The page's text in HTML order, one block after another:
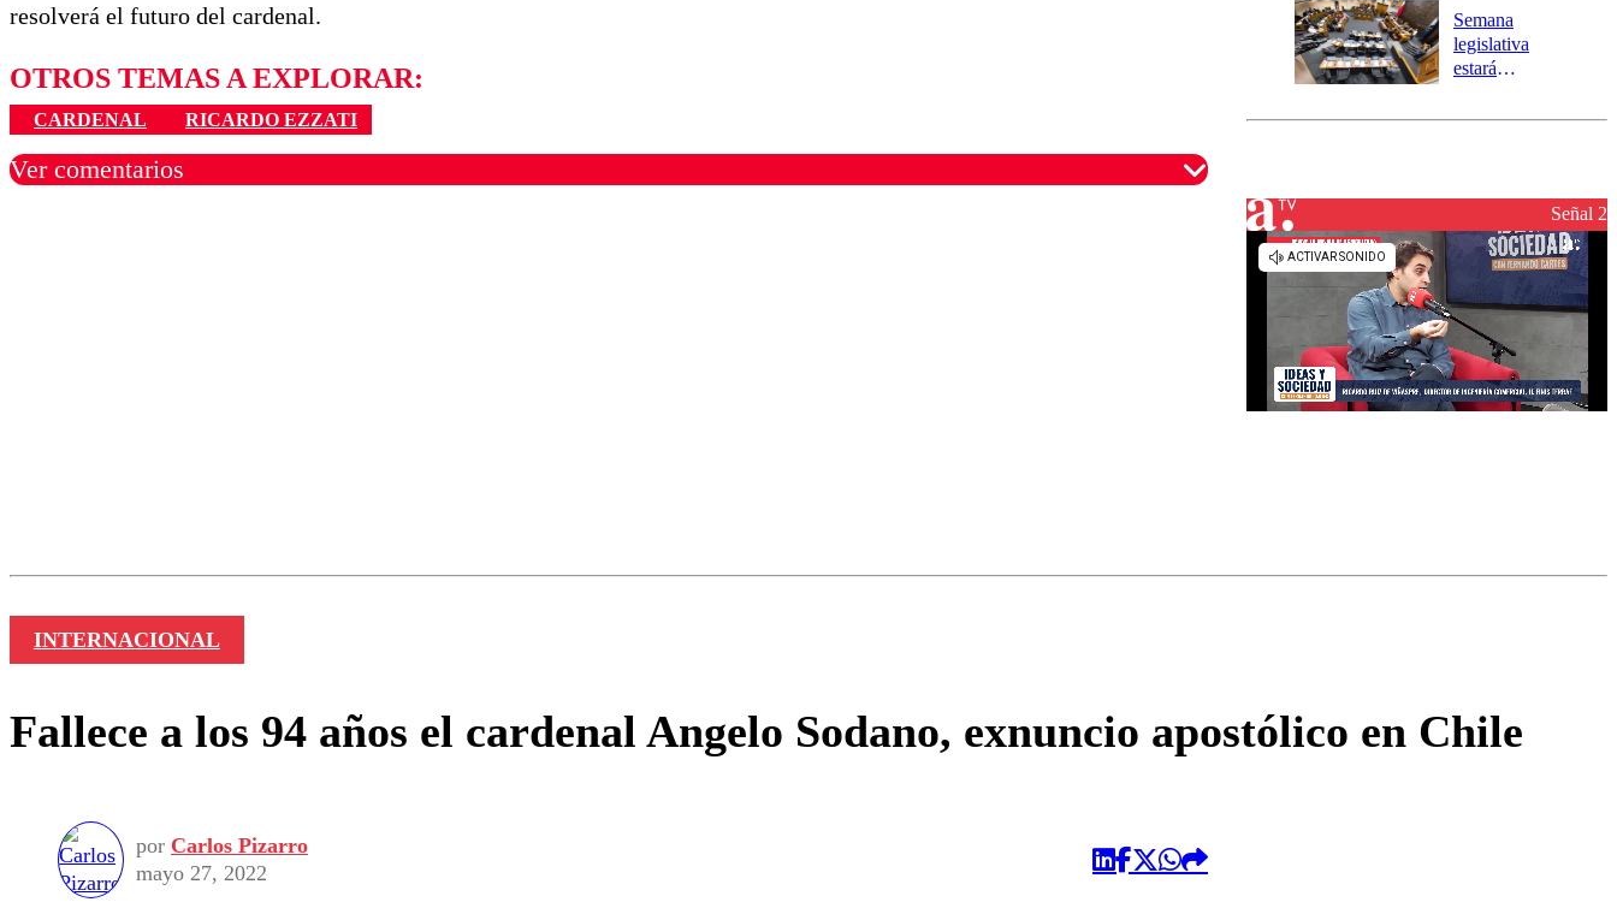
resolverá el futuro del cardenal.
OTROS TEMAS A EXPLORAR:
CARDENAL RICARDO EZZATI
Ver comentarios
Preventiva en
tres comunas
Semana
legislativa
estará
el fin de la
reconstrucciónSeñal 2
INTERNACIONAL
Fallece a los 94 años el cardenal Angelo Sodano, exnuncio apostólico en Chile
por Carlos Pizarro
mayo 27, 2022